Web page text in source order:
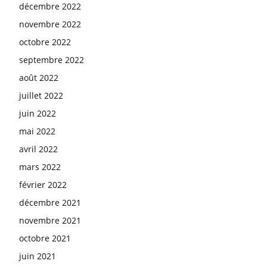
décembre 2022
novembre 2022
octobre 2022
septembre 2022
août 2022
juillet 2022
juin 2022
mai 2022
avril 2022
mars 2022
février 2022
décembre 2021
novembre 2021
octobre 2021
juin 2021